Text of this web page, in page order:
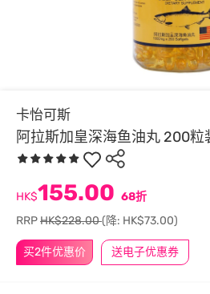
卡怡可斯
阿拉斯加皇深海鱼油丸 200粒
买2件优惠价 送电子优惠券
HK$155.00 68折
RRPHK$228.00(降: HK$73.00)